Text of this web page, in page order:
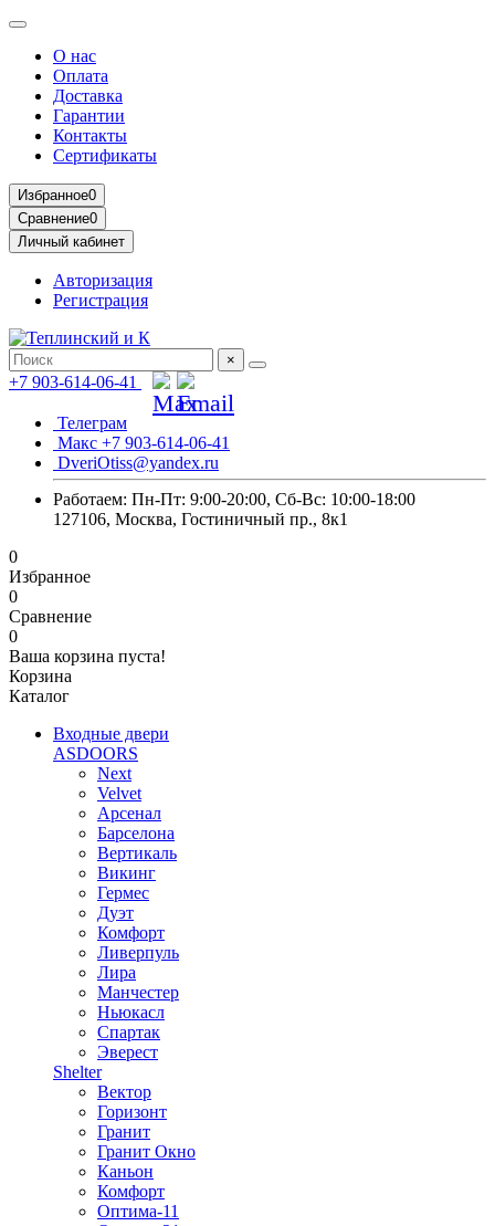
О нас
Оплата
Доставка
Гарантии
Контакты
Сертификаты
Избранное0
Сравнение0
Личный кабинет
Авторизация
Регистрация
×
+7 903-614-06-41
Телеграм
Макс +7 903-614-06-41
DveriOtiss@yandex.ru
Работаем: Пн-Пт: 9:00-20:00, Сб-Вс: 10:00-18:00
127106, Москва, Гостиничный пр., 8к1
0
Избранное
0
Сравнение
0
Ваша корзина пуста!
Корзина
Каталог
Входные двери
ASDOORS
Next
Velvet
Арсенал
Барселона
Вертикаль
Викинг
Гермес
Дуэт
Комфорт
Ливерпуль
Лира
Манчестер
Ньюкасл
Спартак
Эверест
Shelter
Вектор
Горизонт
Гранит
Гранит Окно
Каньон
Комфорт
Оптима-11